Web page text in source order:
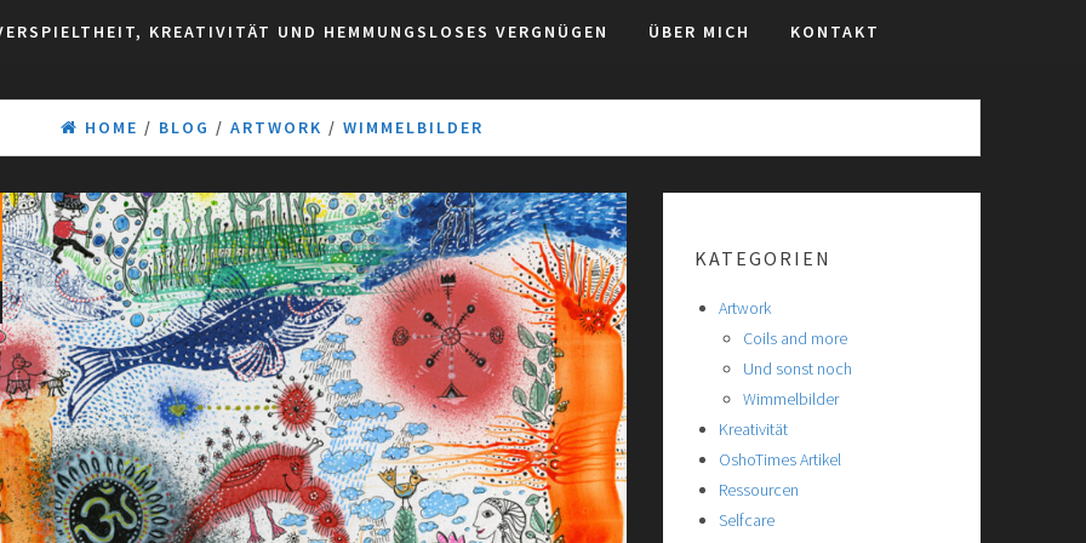
KREATIVITÄT UND HEMMUNGSLOSES VERGNÜGEN ÜBER MICH KONTAKT
HOME / BLOG / ARTWORK / WIMMELBILDER
KATEGORIEN
Artwork
Coils and more
Und sonst noch
Wimmelbilder
Kreativität
OshoTimes Artikel
Ressourcen
Selfcare